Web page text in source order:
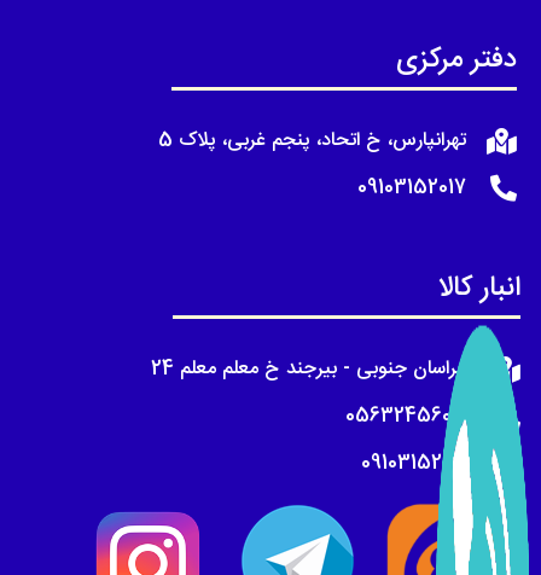
دفتر مرکزی
تهرانپارس، خ اتحاد، پنجم غربی، پلاک 5
09103152017
انبار کالا
خراسان جنوبی - بیرجند خ معلم معلم 24
05632456018
09103152017